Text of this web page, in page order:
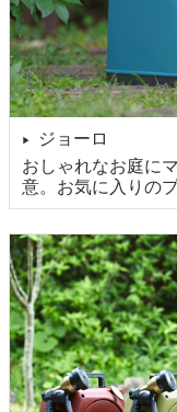
▶
ジョーロ
おしゃれなお庭に
意。お気に入りの